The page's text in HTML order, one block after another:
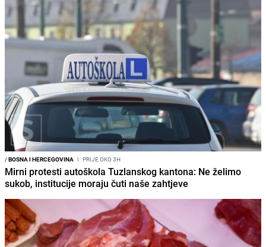
/BOSNA I HERCEGOVINA I PRIJE OKO 3H
Mirni protesti autoškola Tuzlanskog kantona: Ne želimo
sukob, institucije moraju čuti naše zahtjeve